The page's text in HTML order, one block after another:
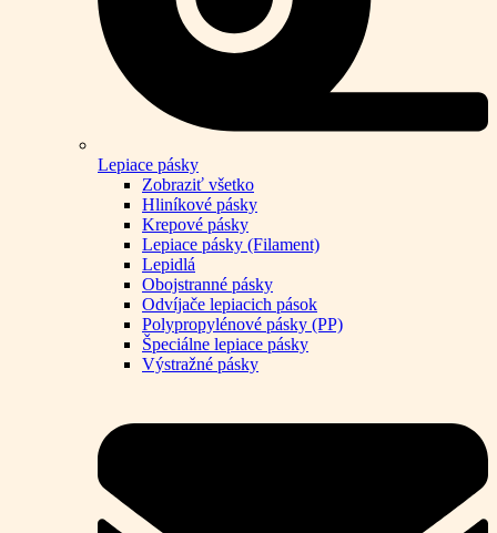
Lepiace pásky
Zobraziť všetko
Hliníkové pásky
Krepové pásky
Lepiace pásky (Filament)
Lepidlá
Obojstranné pásky
Odvíjače lepiacich pások
Polypropylénové pásky (PP)
Špeciálne lepiace pásky
Výstražné pásky